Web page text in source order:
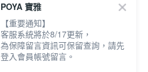
POYA 寶雅
【重要通知】
客服系統將於8/17更新，
為保障留言資訊可保留查詢，請先
登入會員帳號留言。